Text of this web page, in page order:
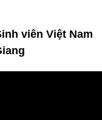
viên Việt Nam